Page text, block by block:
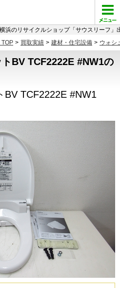
浜のリサイクルショップ「サウスリーフ」
TOP > 買取実績 > 建材・住宅設備 > ウォシ
BV TCF2222E #NW1の
TCF2222E #NW1